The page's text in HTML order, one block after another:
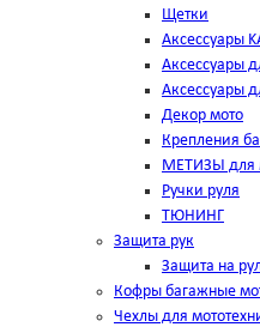
Щетки
Аксессуары
Аксессуары
Аксессуары
Декор мото
Крепления
МЕТИЗЫ для
Ручки руля
ТЮНИНГ
Защита рук
Защита на
Кофры багажные
Чехлы для